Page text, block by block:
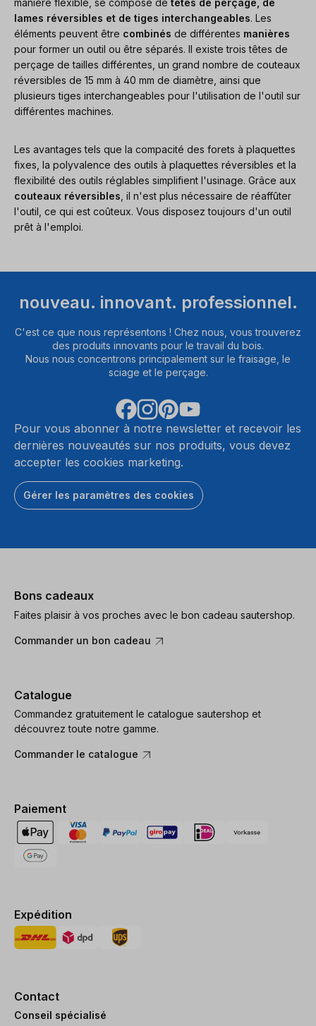
manière flexible, se compose de têtes de perçage, de
lames réversibles et de tiges interchangeables. Les
éléments peuvent être combinés de différentes manières
pour former un outil ou être séparés. Il existe trois têtes de
perçage de tailles différentes, un grand nombre de couteaux
réversibles de 15 mm à 40 mm de diamètre, ainsi que
plusieurs tiges interchangeables pour l'utilisation de l'outil sur
différentes machines.
Les avantages tels que la compacité des forets à plaquettes
fixes, la polyvalence des outils à plaquettes réversibles et la
flexibilité des outils réglables simplifient l'usinage. Grâce aux
couteaux réversibles , il n'est plus nécessaire de réaffûter
l'outil, ce qui est coûteux. Vous disposez toujours d'un outil
prêt à l'emploi.
nouveau. innovant. professionnel.
C'est ce que nous représentons ! Chez nous, vous trouverez
des produits innovants pour le travail du bois.
Nous nous concentrons principalement sur le fraisage, le
sciage et le perçage.
Pour vous abonner à notre newsletter et recevoir les
dernières nouveautés sur nos produits, vous devez
accepter les cookies marketing.
Gérer les paramètres des cookies
Bons cadeaux
Faites plaisir à vos proches avec le bon cadeau sautershop.
Commander un bon cadeau
Catalogue
Commandez gratuitement le catalogue sautershop et
découvrez toute notre gamme.
Commander le catalogue
Paiement
Expédition
Contact
Conseil spécialisé